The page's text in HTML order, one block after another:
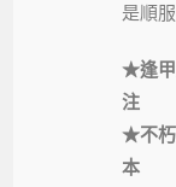
是順
★逢甲
注
★不朽
本